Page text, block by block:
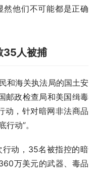
然他们不可能都是正确
35人被捕
和海关执法局的国土安
邮政检查局和美国缉毒
动，针对暗网非法商品
动”。
动，35名被指控的暗
万美元的武器、毒品